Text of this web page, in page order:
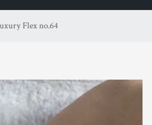
Flex no.64